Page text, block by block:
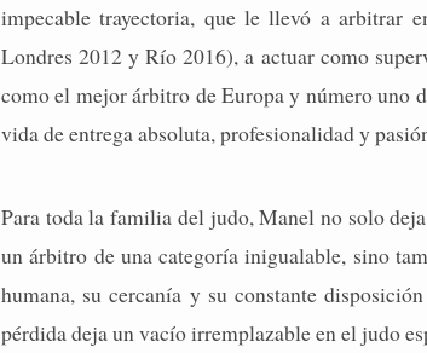
impecable trayectoria, que le llevó a arbitrar
Londres 2012 y Río 2016), a actuar como
como el mejor árbitro de Europa y número uno
vida de entrega absoluta, profesionalidad y
Para toda la familia del judo, Manel no solo
un árbitro de una categoría inigualable, sino
humana, su cercanía y su constante
pérdida deja un vacío irremplazable en el judo